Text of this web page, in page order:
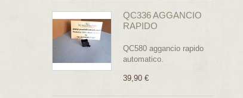
QC336 AGGANCIO
RAPIDO
QC580 aggancio rapido
automatico.
39,90 €